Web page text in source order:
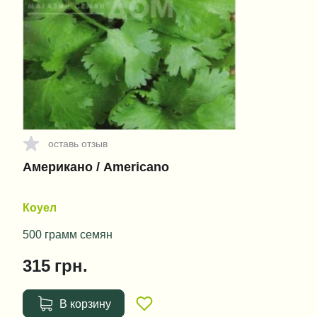
оставь отзыв
Американо / Americano
Коуел
500 грамм семян
315 грн.
В корзину